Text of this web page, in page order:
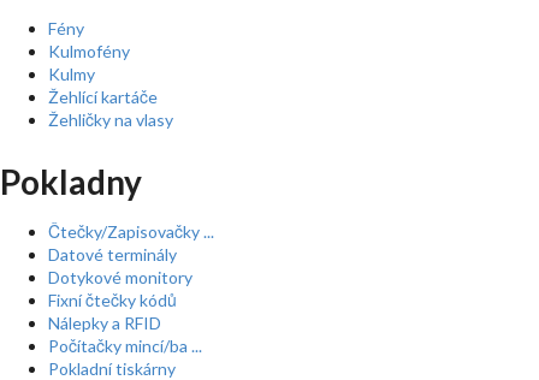
Fény
Kulmofény
Kulmy
Žehlící kartáče
Žehličky na vlasy
Pokladny
Čtečky/Zapisovačky ...
Datové terminály
Dotykové monitory
Fixní čtečky kódů
Nálepky a RFID
Počítačky mincí/ba ...
Pokladní tiskárny